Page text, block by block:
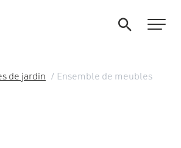
de jardin
/ Ensemble de meubles